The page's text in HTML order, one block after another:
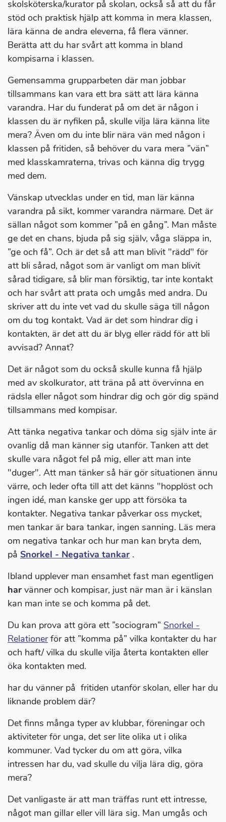
skolsköterska/kurator på skolan, också så att du får
stöd och praktisk hjälp att komma in mera klassen,
lära känna de andra eleverna, få flera vänner.
Berätta att du har svårt att komma in bland
kompisarna i klassen.
Gemensamma grupparbeten där man jobbar
tillsammans kan vara ett bra sätt att lära känna
varandra. Har du funderat på om det är någon i
klassen du är nyfiken på, skulle vilja lära känna lite
mera? Även om du inte blir nära vän med någon i
klassen på fritiden, så behöver du vara mera ”vän”
med klasskamraterna, trivas och känna dig trygg
med dem.
Vänskap utvecklas under en tid, man lär känna
varandra på sikt, kommer varandra närmare. Det är
sällan något som kommer ”på en gång”. Man måste
ge det en chans, bjuda på sig själv, våga släppa in,
”ge och få”. Och är det så att man blivit "rädd" för
att bli sårad, något som är vanligt om man blivit
sårad tidigare, så blir man försiktig, tar inte kontakt
och har svårt att prata och umgås med andra. Du
skriver att du inte vet vad du skulle säga till någon
om du tog kontakt. Vad är det som hindrar dig i
kontakten, är det att du är blyg eller rädd för att bli
avvisad? Annat?
Det är något som du också skulle kunna få hjälp
med av skolkurator, att träna på att övervinna en
rädsla eller något som hindrar dig och gör dig spänd
tillsammans med kompisar.
Att tänka negativa tankar och döma sig själv inte är
ovanlig då man känner sig utanför. Tanken att det
skulle vara något fel på mig, eller att man inte
"duger". Att man tänker så här gör situationen ännu
värre, och leder ofta till att det känns "hopplöst och
ingen idé, man kanske ger upp att försöka ta
kontakter. Negativa tankar påverkar oss mycket,
men tankar är bara tankar, ingen sanning. Läs mera
om negativa tankar och hur man kan bryta dem,
på Snorkel - Negativa tankar .
Ibland upplever man ensamhet fast man egentligen
har vänner och kompisar, just när man är i känslan
kan man inte se och komma på det.
Du kan prova att göra ett ”sociogram” Snorkel -
Relationerför att ”komma på” vilka kontakter du har
och haft/ vilka du skulle vilja återta kontakten eller
öka kontakten med.
har du vänner på fritiden utanför skolan, eller har du
liknande problem där?
Det finns många typer av klubbar, föreningar och
aktiviteter för unga, det ser lite olika ut i olika
kommuner. Vad tycker du om att göra, vilka
intressen har du, vad skulle du vilja lära dig, göra
mera?
Det vanligaste är att man träffas runt ett intresse,
något man gillar eller vill lära sig. Man umgås och